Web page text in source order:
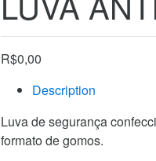
R$0,00
Description
Luva de segurança
formato de gomos.